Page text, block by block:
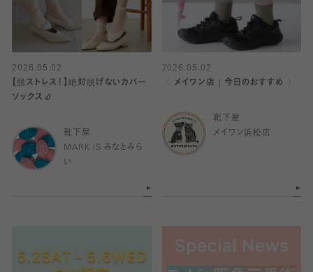
2026.05.02
【脱ストレス！】絶対脱げないカバー
ソックス🧦
靴下屋
MARK IS みなとみら
い
2026.05.02
〈 メイワン店｜今日のおすすめ 〉
靴下屋
メイワン浜松店